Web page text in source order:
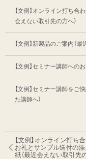
【文例】オンライン打ち合
会えない取引先の方へ）
【文例】新製品のご案内（
【文例】セミナー講師への
【文例】セミナー講師をご
た講師へ）
【文例】オンライン打ち
お礼とサンプル送付の
紙（最近会えない取引先